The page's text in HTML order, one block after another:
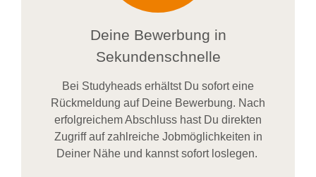
Deine Bewerbung in
Sekundenschnelle
Bei Studyheads erhältst Du sofort eine
Rückmeldung auf Deine Bewerbung. Nach
erfolgreichem Abschluss hast Du direkten
Zugriff auf zahlreiche Jobmöglichkeiten in
Deiner Nähe und kannst sofort loslegen.